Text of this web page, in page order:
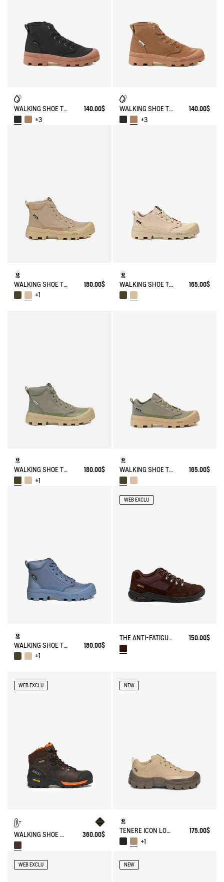
WALKING SHOE TENERE
140.00$
+3
WALKING SHOE TENERE
140.00$
+3
WALKING SHOE TENERE
180.00$
+1
WALKING SHOE TENERE 165.00$
WALKING SHOE TENERE
180.00$
+1
WALKING SHOE TENERE 165.00$
WALKING SHOE TENERE
180.00$
+1
WEB EXCLU
THE ANTI-FATIGUE SHOE MADE WITH SUEDE LEATHER. 150.00$
WEB EXCLU
WALKING SHOE GORE-TEX & VIBRAM® ALTAVIO IN SPLIT LEATHER 360.00$
NEW
TENERE ICON LOW WALKING SHOE ENRGCORE & DURACOMP™
175.00$
+1
WEB EXCLU NEW